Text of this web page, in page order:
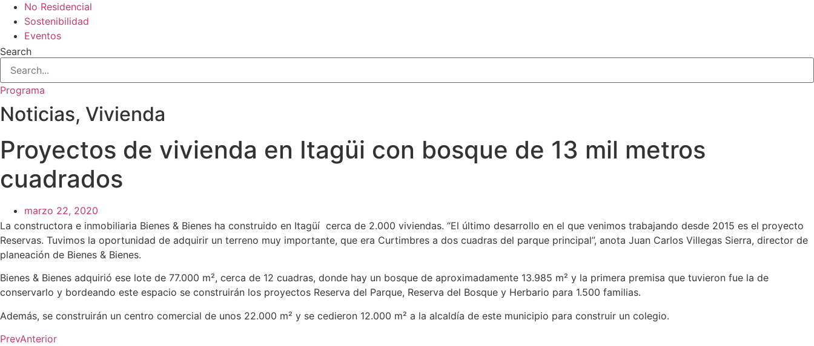
No Residencial
Sostenibilidad
Eventos
Search
Programa
Noticias, Vivienda
Proyectos de vivienda en Itagüi con bosque de 13 mil metros
cuadrados
marzo 22, 2020
La constructora e inmobiliaria Bienes & Bienes ha construido en Itagüí cerca de 2.000 viviendas. “El último desarrollo en el que venimos trabajando desde 2015 es el proyecto
Reservas. Tuvimos la oportunidad de adquirir un terreno muy importante, que era Curtimbres a dos cuadras del parque principal”, anota Juan Carlos Villegas Sierra, director de
planeación de Bienes & Bienes.
Bienes & Bienes adquirió ese lote de 77.000 m², cerca de 12 cuadras, donde hay un bosque de aproximadamente 13.985 m² y la primera premisa que tuvieron fue la de
conservarlo y bordeando este espacio se construirán los proyectos Reserva del Parque, Reserva del Bosque y Herbario para 1.500 familias.
Además, se construirán un centro comercial de unos 22.000 m² y se cedieron 12.000 m² a la alcaldía de este municipio para construir un colegio.
PrevAnterior